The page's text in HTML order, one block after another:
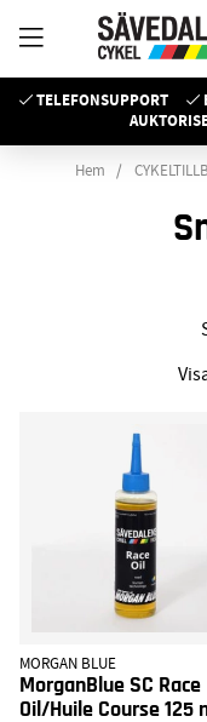
TELEFONSUPPORT
Hem
MORGAN BLUE
MorganBlue SC Race
Oil/Huile Course 125